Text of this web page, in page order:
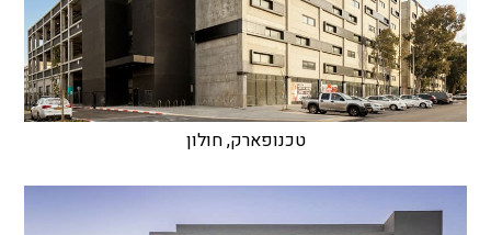
טכנופארק, חולון